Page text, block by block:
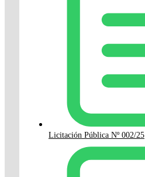
Licitación Pública Nº 002/25